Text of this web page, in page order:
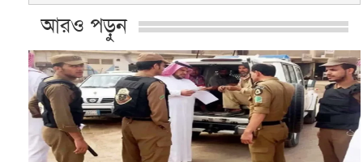
আরও পড়ুন